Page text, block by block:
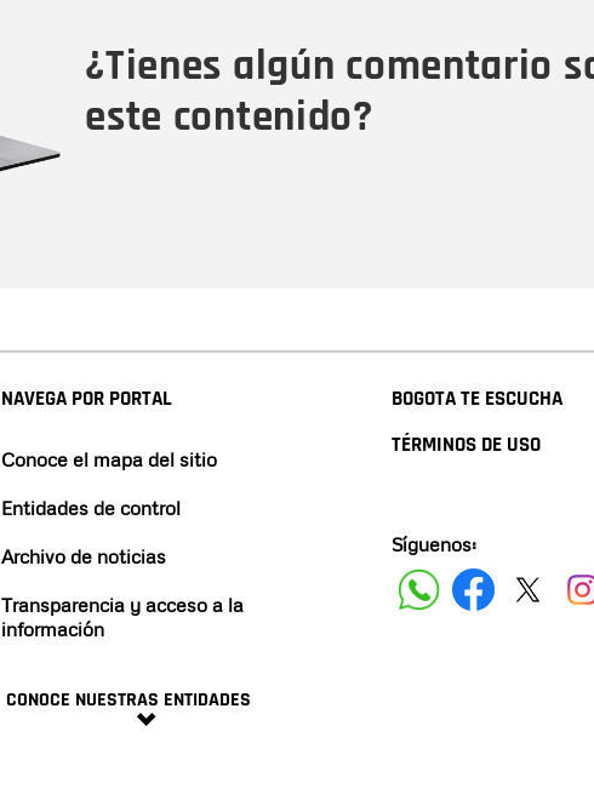
¿Tienes algún comentario
este contenido?
NAVEGA POR PORTAL
Conoce el mapa del sitio
Entidades de control
Archivo de noticias
Transparencia y acceso a la
información
CONOCE NUESTRAS ENTIDADES
BOGOTA TE ESCUCHA
TÉRMINOS DE USO
Síguenos: